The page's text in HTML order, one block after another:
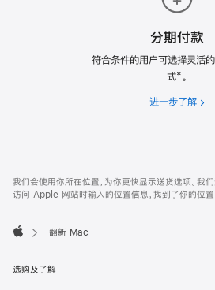
分期付款
符合条件的用户可选择灵活
式*。
进一步了解 分
页
页
脚
注
我们会使用你所在位置，为你更快显示送货选项。我
访问 Apple 网站时输入的位置信息，找到了你的位置
翻新 Mac
选购及了解